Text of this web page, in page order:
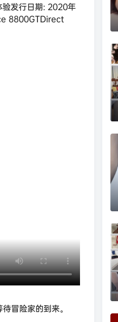
发行日期: 2020年
8800GTDirect
冒险家的到来。